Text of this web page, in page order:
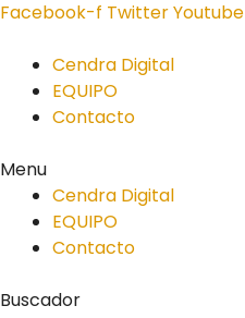
Facebook-f TwitterYoutube
Cendra Digital
EQUIPO
Contacto
Menu
Cendra Digital
EQUIPO
Contacto
Buscador